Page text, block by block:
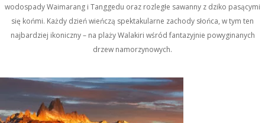
wodospady Waimarang i Tanggedu oraz rozległe sawanny z dziko pasącymi
się końmi. Każdy dzień wieńczą spektakularne zachody słońca, w tym ten
najbardziej ikoniczny – na plaży Walakiri wśród fantazyjnie powyginanych
drzew namorzynowych.